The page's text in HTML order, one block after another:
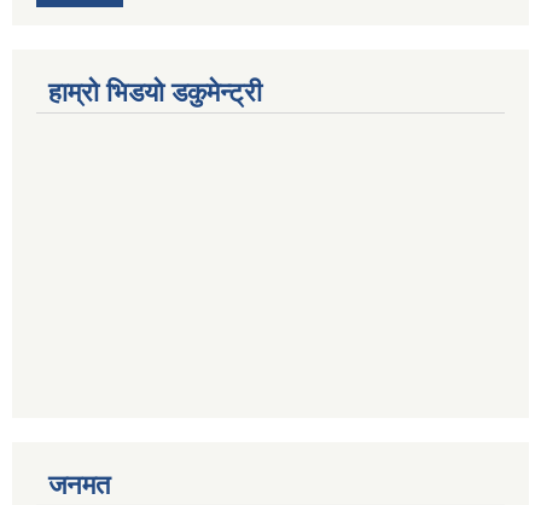
हाम्रो भिडयो डकुमेन्ट्री
जनमत